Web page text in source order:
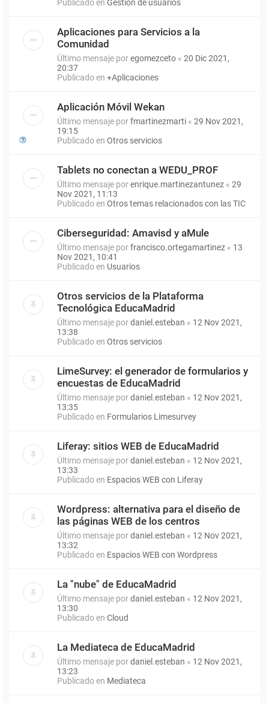
Publicado en Gestión de usuarios
Aplicaciones para Servicios a la
Comunidad
Último mensaje poregomezceto « 20 Dic 2021,
20:37
Publicado en +Aplicaciones
Aplicación Móvil Wekan
Último mensaje porfmartinezmarti « 29 Nov 2021,
19:15
Publicado en Otros servicios
Tablets no conectan a WEDU_PROF
Último mensaje porenrique.martinezantunez « 29
Nov 2021, 11:13
Publicado en Otros temas relacionados con las TIC
Ciberseguridad: Amavisd y aMule
Último mensaje porfrancisco.ortegamartinez « 13
Nov 2021, 10:41
Publicado en Usuarios
Otros servicios de la Plataforma
Tecnológica EducaMadrid
Último mensaje pordaniel.esteban « 12 Nov 2021,
13:38
Publicado en Otros servicios
LimeSurvey: el generador de formularios y
encuestas de EducaMadrid
Último mensaje pordaniel.esteban « 12 Nov 2021,
13:35
Publicado en Formularios Limesurvey
Liferay: sitios WEB de EducaMadrid
Último mensaje pordaniel.esteban « 12 Nov 2021,
13:33
Publicado en Espacios WEB con Liferay
Wordpress: alternativa para el diseño de
las páginas WEB de los centros
Último mensaje pordaniel.esteban « 12 Nov 2021,
13:32
Publicado en Espacios WEB con Wordpress
La "nube" de EducaMadrid
Último mensaje pordaniel.esteban « 12 Nov 2021,
13:30
Publicado en Cloud
La Mediateca de EducaMadrid
Último mensaje pordaniel.esteban « 12 Nov 2021,
13:23
Publicado en Mediateca